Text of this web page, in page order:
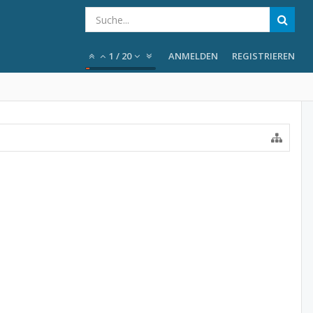
1 / 20 ANMELDEN REGISTRIEREN